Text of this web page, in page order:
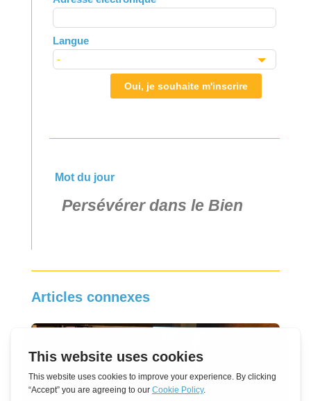
Langue
Oui, je souhaite m'inscrire
Mot du jour
Persévérer dans le Bien
Articles connexes